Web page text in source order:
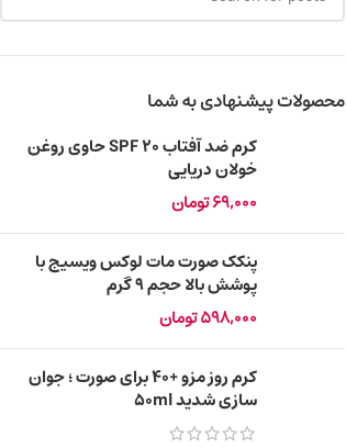
محصولات پیشنهادی به شما
کرم ضد آفتاب SPF 20 حاوی روغن
خولان دریایی
69,000تومان
پنکک صورت مات لوکس ویسیج با
پوشش بالا حجم 9 گرم
598,000تومان
کرم روز مزو +40 برای صورت ؛ جوان
سازی شدید 50ml